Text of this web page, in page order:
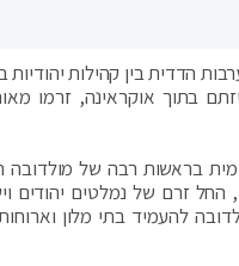
הדדית בין קהילות יהודיות
בתוך אוקראינה, זרמו
בראשות רבה של מולדובה
זרם של נמלטים יהודים
להעמיד בתי מלון